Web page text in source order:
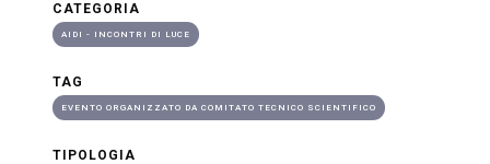
CATEGORIA
AIDI - INCONTRI DI LUCE
TAG
EVENTO ORGANIZZATO DA COMITATO TECNICO SCIENTIFICO
TIPOLOGIA